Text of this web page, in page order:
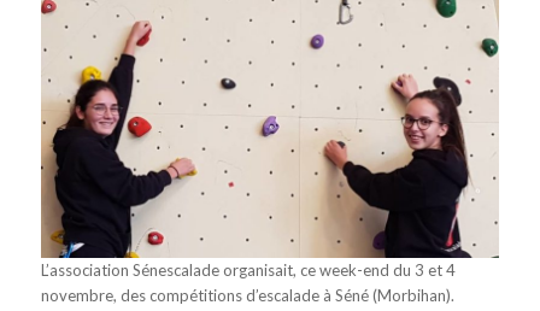
L’association Sénescalade organisait, ce week-end du 3 et 4
novembre, des compétitions d’escalade à Séné (Morbihan).